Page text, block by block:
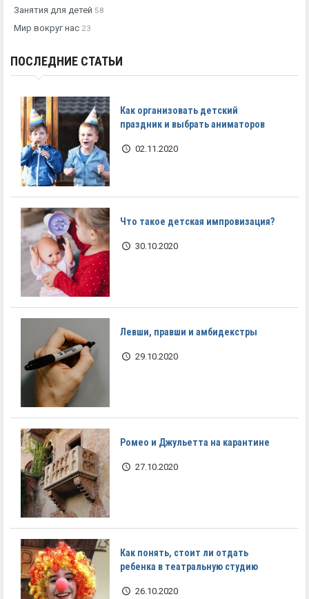
Занятия для детей 58
Мир вокруг нас 23
ПОСЛЕДНИЕ СТАТЬИ
Как организовать детский
праздник и выбрать аниматоров
02.11.2020
Что такое детская импровизация?
30.10.2020
Левши, правши и амбидекстры
29.10.2020
Ромео и Джульетта на карантине
27.10.2020
Как понять, стоит ли отдать
ребенка в театральную студию
26.10.2020